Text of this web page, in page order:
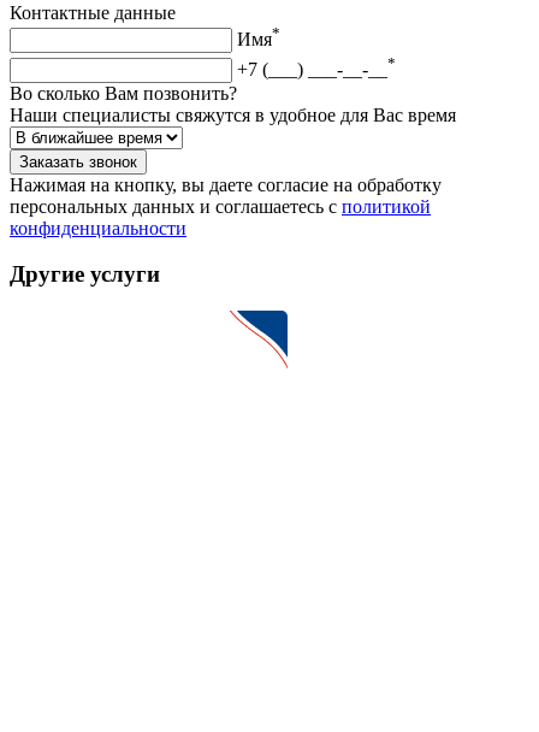
Контактные данные
Имя*
+7 (___) ___-__-__ *
Во сколько Вам позвонить?
Наши специалисты свяжутся в удобное для Вас время
Заказать звонок
Нажимая на кнопку, вы даете согласие на обработку
персональных данных и соглашаетесь c политикой
конфиденциальности
Другие услуги